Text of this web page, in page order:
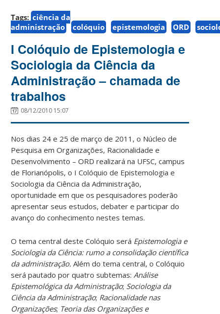
Tags: ciência da
administração
colóquio epistemologia ORD
I Colóquio de Epistemologia e
Sociologia da Ciência da
Administração – chamada de
trabalhos
08/12/2010 15:07
Nos dias 24 e 25 de março de 2011, o Núcleo de
Pesquisa em Organizações, Racionalidade e
Desenvolvimento – ORD realizará na UFSC, campus
de Florianópolis, o I Colóquio de Epistemologia e
Sociologia da Ciência da Administração,
oportunidade em que os pesquisadores poderão
apresentar seus estudos, debater e participar do
avanço do conhecimento nestes temas.
O tema central deste Colóquio será Epistemologia e
Sociologia da Ciência: rumo a consolidação científica
da administração.Além do tema central, o Colóquio
será pautado por quatro subtemas: Análise
Epistemológica da Administração; Sociologia da
Ciência da Administração; Racionalidade nas
Organizações; Teoria das Organizações e